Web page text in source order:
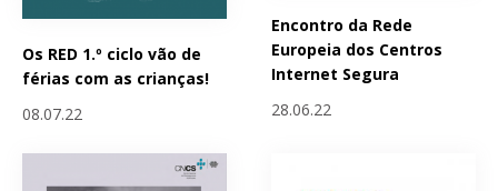
Os RED 1.º ciclo vão de
férias com as crianças!
08.07.22
Encontro da Rede
Europeia dos Centros
Internet Segura
28.06.22